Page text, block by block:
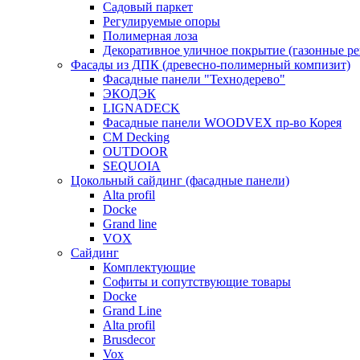
Садовый паркет
Регулируемые опоры
Полимерная лоза
Декоративное уличное покрытие (газонные
Фасады из ДПК (древесно-полимерный компизит)
Фасадные панели "Технодерево"
ЭКОДЭК
LIGNADECK
Фасадные панели WOODVEX пр-во Корея
CM Decking
OUTDOOR
SEQUOIA
Цокольный сайдинг (фасадные панели)
Alta profil
Docke
Grand line
VOX
Сайдинг
Комплектующие
Софиты и сопутствующие товары
Docke
Grand Line
Alta profil
Brusdecor
Vox